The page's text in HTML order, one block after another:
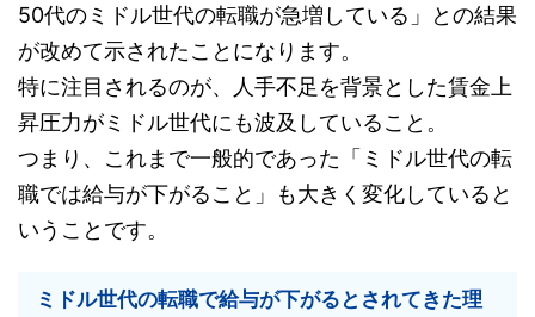
50代のミドル世代の転職が急増している」との結果
が改めて示されたことになります。
特に注目されるのが、人手不足を背景とした賃金上
昇圧力がミドル世代にも波及していること。
つまり、これまで一般的であった「ミドル世代の転
職では給与が下がること」も大きく変化していると
いうことです。
ミドル世代の転職で給与が下がるとされてきた理